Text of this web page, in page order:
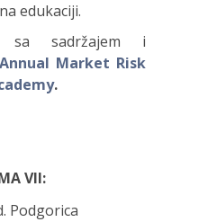
edukaciji.
sa sadržajem i
Market Risk
.
VII:
Podgorica